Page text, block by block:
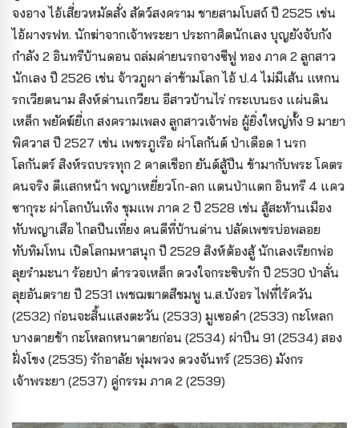
จงอาง ไอ้เสี่ยวหมัดสั่ง สัตว์สงคราม ชายสามโบสถ์ ปี 2525 เช่น
ไอ้ผางรฟท. นักฆ่าจากเจ้าพระยา ประกาศิตนักเลง บุญยังจับกัง
กำลัง 2 อินทรีบ้านดอน ถล่มค่ายนรกจางซีฟู ทอง ภาค 2 ลูกสาว
นักเลง ปี 2526 เช่น จ้าวภูผา ล่าข้ามโลก ไอ้ ป.4 ไม่มีเส้น แหกน
รกเวียตนาม สิงห์ด่านเกวียน อีสาวบ้านไร่ กระเบนธง แผ่นดิน
เหล็ก พยัคฆ์ยี่เก สงครามเพลง ลูกสาวเจ้าพ่อ ผู้ยิ่งใหญ่ทั้ง 9 มายา
พิศวาส ปี 2527 เช่น เพชรภูเรือ ผ่าโลกันต์ ป่าเดือด 1 นรก
โลกันตร์ สิงห์รถบรรทุก 2 คาดเชือก ยันต์สู้ปืน ข้ามากับพระ โคตร
คนจริง ตีแสกหน้า พญาเหยี่ยวโก-ลก แตนป่าแตก อินทรี 4 แคว
ซากุระ ผ่าโลกบันเทิง ชุมแพ ภาค 2 ปี 2528 เช่น สู้สะท้านเมือง
ทับพญาเสือ ไกลปืนเที่ยง คนดีที่บ้านด่าน ปลัดเพชรบ่อพลอย
ทับทิมโทน เปิดโลกมหาสนุก ปี 2529 สิงห์ต้องสู้ นักเลงเรียกพ่อ
ลุยรำมะนา ร้อยป่า ตำรวจเหล็ก ดวงใจกระซิบรัก ปี 2530 ป่าลั่น
ลุยอันตราย ปี 2531 เพชฌฆาตสีชมพู น.ส.บังอร ไฟที่ไร้ควัน
(2532) ก่อนจะสิ้นแสงตะวัน (2533) มูเซอดำ (2533) กะโหลก
บางตายช้า กะโหลกหนาตายก่อน (2534) ผ่าปืน 91 (2534) สอง
ฝั่งโขง (2535) รักอาลัย พุ่มพวง ดวงจันทร์ (2536) มังกร
เจ้าพระยา (2537) คู่กรรม ภาค 2 (2539)